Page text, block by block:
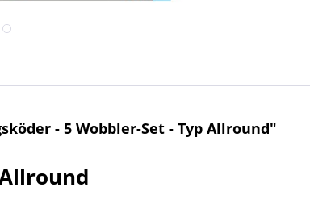
- 5 Wobbler-Set - Typ Allround"